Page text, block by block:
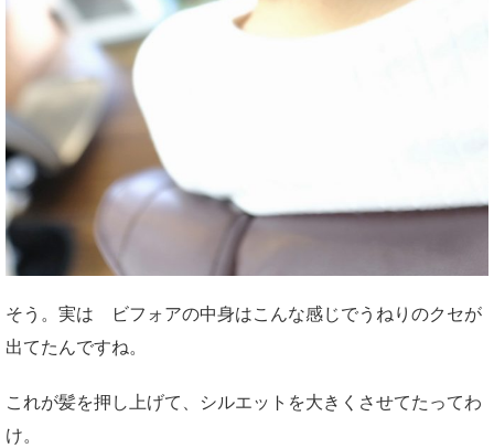
そう。実は ビフォアの中身はこんな感じでうねりのクセが
出てたんですね。
これが髪を押し上げて、シルエットを大きくさせてたってわ
け。